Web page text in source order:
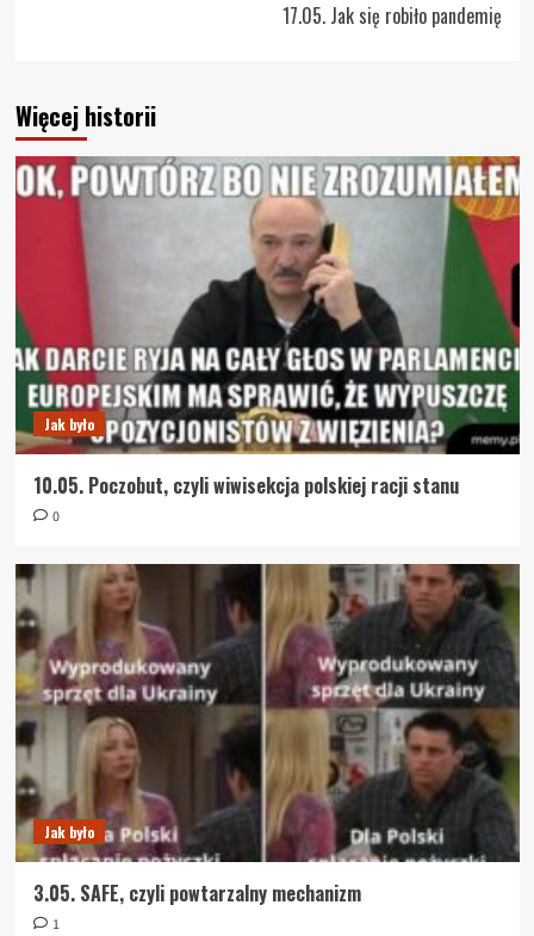
17.05. Jak się robiło pandemię
Więcej historii
Jak było
10.05. Poczobut, czyli wiwisekcja polskiej racji stanu
0
Jak było
3.05. SAFE, czyli powtarzalny mechanizm
1